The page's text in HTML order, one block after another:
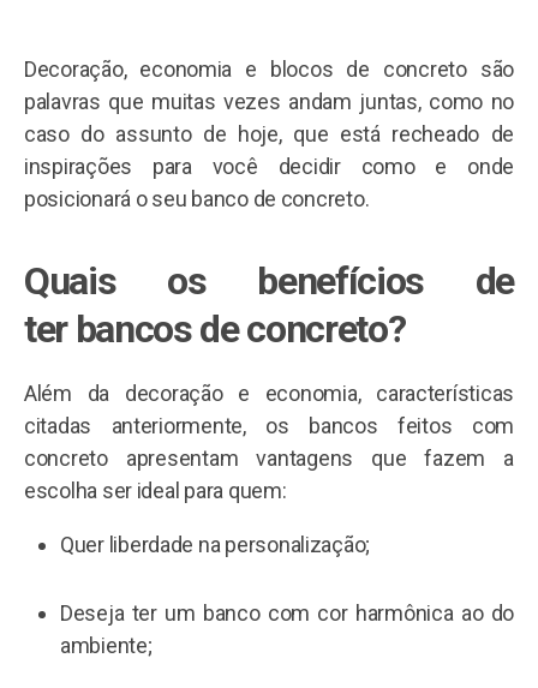
Decoração, economia e blocos de concreto são
palavras que muitas vezes andam juntas, como no
caso do assunto de hoje, que está recheado de
inspirações para você decidir como e onde
posicionará o seu banco de concreto.
Quais os benefícios de
ter bancos de concreto?
Além da decoração e economia, características
citadas anteriormente, os bancos feitos com
concreto apresentam vantagens que fazem a
escolha ser ideal para quem:
Quer liberdade na personalização;
Deseja ter um banco com cor harmônica ao do
ambiente;